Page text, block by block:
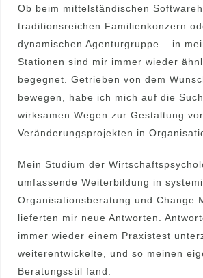
Ob beim mittelständischen
traditionsreichen Familienkonzern
dynamischen Agenturgruppe – in
Stationen sind mir immer wieder
begegnet. Getrieben von dem
bewegen, habe ich mich auf die
wirksamen Wegen zur Gestaltung
Veränderungsprojekten in
Mein Studium der
umfassende Weiterbildung in
Organisationsberatung und Change
lieferten mir neue Antworten.
immer wieder einem Praxistest
weiterentwickelte, und so meinen
Beratungsstil fand.